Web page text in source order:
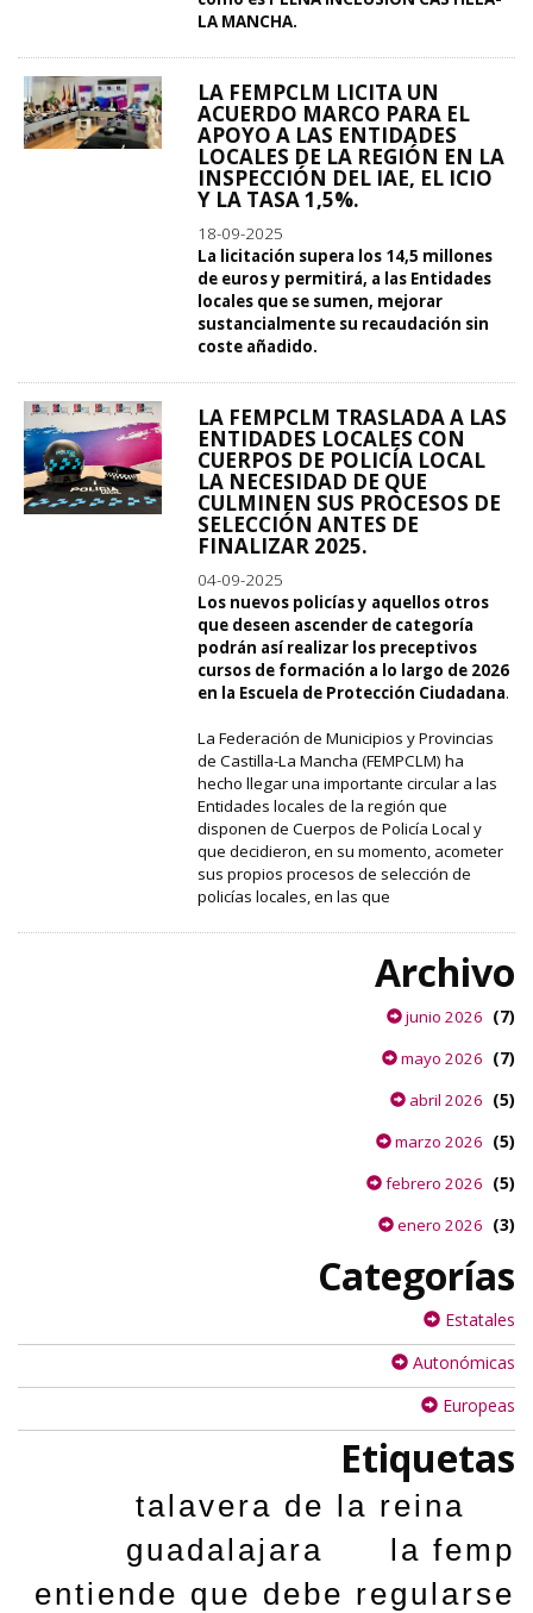
LA MANCHA.
LA FEMPCLM LICITA UN
ACUERDO MARCO PARA EL
APOYO A LAS ENTIDADES
LOCALES DE LA REGIÓN EN LA
INSPECCIÓN DEL IAE, EL ICIO
Y LA TASA 1,5%.
18-09-2025
La licitación supera los 14,5 millones
de euros y permitirá, a las Entidades
locales que se sumen, mejorar
sustancialmente su recaudación sin
coste añadido.
LA FEMPCLM TRASLADA A LAS
ENTIDADES LOCALES CON
CUERPOS DE POLICÍA LOCAL
LA NECESIDAD DE QUE
CULMINEN SUS PROCESOS DE
SELECCIÓN ANTES DE
FINALIZAR 2025.
04-09-2025
Los nuevos policías y aquellos otros
que deseen ascender de categoría
podrán así realizar los preceptivos
cursos de formación a lo largo de 2026
en la Escuela de Protección Ciudadana.
La Federación de Municipios y Provincias
de Castilla-La Mancha (FEMPCLM) ha
hecho llegar una importante circular a las
Entidades locales de la región que
disponen de Cuerpos de Policía Local y
que decidieron, en su momento, acometer
sus propios procesos de selección de
policías locales, en las que
Archivo
junio 2026 (7)
mayo 2026 (7)
abril 2026 (5)
marzo 2026 (5)
febrero 2026 (5)
enero 2026 (3)
Categorías
Estatales
Autonómicas
Europeas
Etiquetas
talavera de la reina
guadalajara
la femp
entiende que debe regularse